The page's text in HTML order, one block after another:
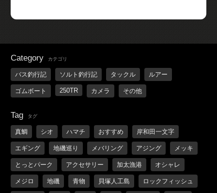
Category カテゴリ
バス釣行記 ソルト釣行記 タックル ルアー
ゴムボート 250TR カメラ その他
Tag タグ
真鯛 シオ ハマチ おすすめ 岸和田一文字
エギング 地磯巡り メバリング アジング メッキ
とっとパーク アクセサリー 加太漁港 オシャレ
メジロ 地磯 青物 貝塚人工島 ロックフィッシュ